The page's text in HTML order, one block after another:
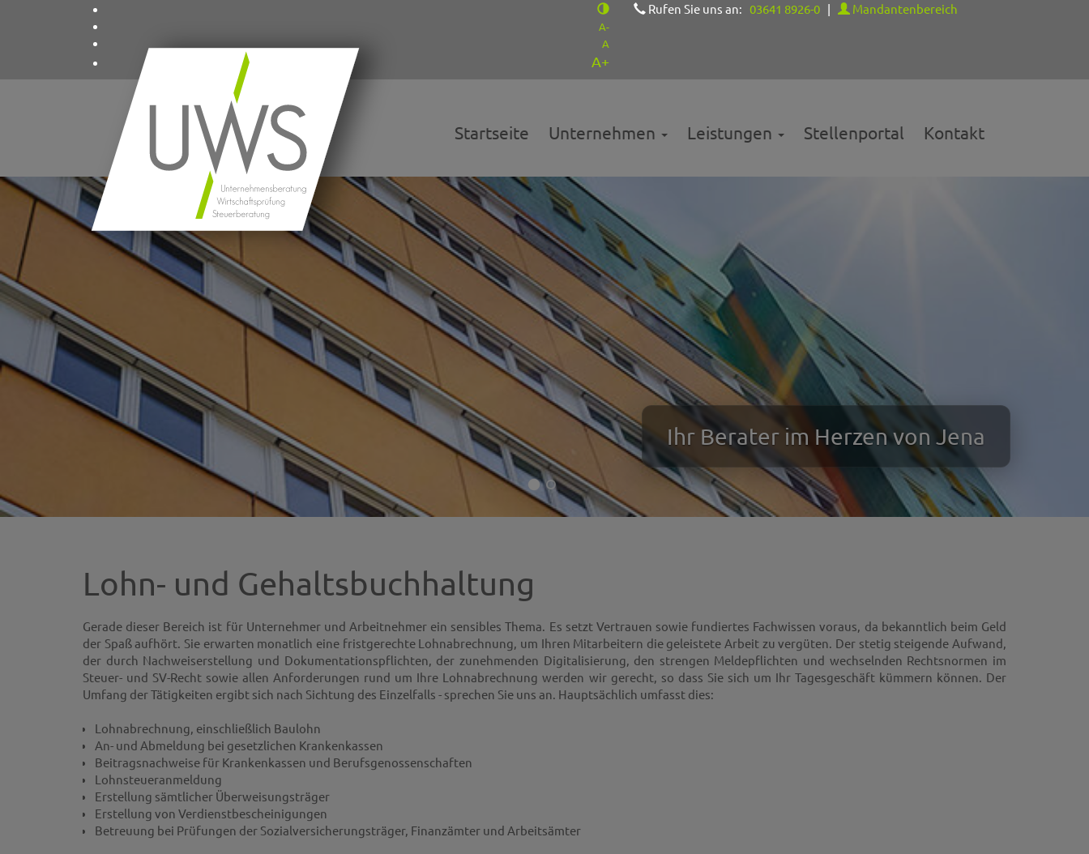
A-
A
A+
Rufen Sie uns an: 03641 8926-0 | Mandantenbereich
Startseite Unternehmen Leistungen Stellenportal Kontakt
Ihr Berater im Herzen von Jena
Lohn- und Gehaltsbuchhaltung
Gerade dieser Bereich ist für Unternehmer und Arbeitnehmer ein sensibles Thema. Es setzt Vertrauen sowie fundiertes Fachwissen voraus, da bekanntlich beim Geld
der Spaß aufhört. Sie erwarten monatlich eine fristgerechte Lohnabrechnung, um Ihren Mitarbeitern die geleistete Arbeit zu vergüten. Der stetig steigende Aufwand,
der durch Nachweiserstellung und Dokumentationspflichten, der zunehmenden Digitalisierung, den strengen Meldepflichten und wechselnden Rechtsnormen im
Steuer- und SV-Recht sowie allen Anforderungen rund um Ihre Lohnabrechnung werden wir gerecht, so dass Sie sich um Ihr Tagesgeschäft kümmern können. Der
Umfang der Tätigkeiten ergibt sich nach Sichtung des Einzelfalls - sprechen Sie uns an. Hauptsächlich umfasst dies:
Lohnabrechnung, einschließlich Baulohn
An- und Abmeldung bei gesetzlichen Krankenkassen
Beitragsnachweise für Krankenkassen und Berufsgenossenschaften
Lohnsteueranmeldung
Erstellung sämtlicher Überweisungsträger
Erstellung von Verdienstbescheinigungen
Betreuung bei Prüfungen der Sozialversicherungsträger, Finanzämter und Arbeitsämter